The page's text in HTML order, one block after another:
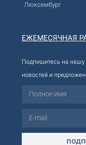
Люксембург
ЕЖЕМЕСЯЧНАЯ
Подпишитесь на нашу
новостей и